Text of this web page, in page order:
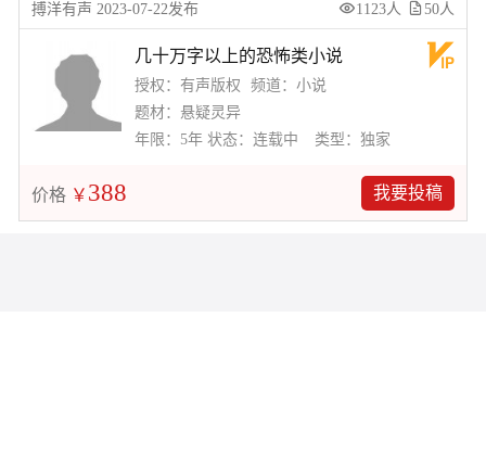
搏洋有声 2023-07-22发布 1123人 50人
几十万字以上的恐怖类小说
授权：有声版权
频道：小说
题材：悬疑灵异
年限：5年 状态：连载中 类型：独家
价格 ￥ 388 我要投稿